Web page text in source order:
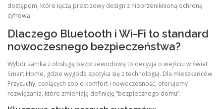
dostępem, które łączą prestiżowy design z nieprzeniknioną ochroną
cyfrową.
Dlaczego Bluetooth i Wi-Fi to standard
nowoczesnego bezpieczeństwa?
Wybór zamka z obsługą bezprzewodową to decyzja o wejściu w świat
Smart Home, gdzie wygoda spotyka się z technologią. Dla mieszkańców
Przysuchy, ceniących sobie komfort i nowoczesność, oferujemy
rozwiązania, które zmieniają definicję “bezpiecznego domu”.